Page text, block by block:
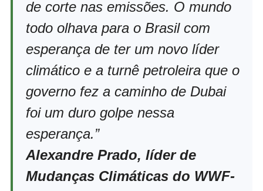
de corte nas emissões. O mundo
todo olhava para o Brasil com
esperança de ter um novo líder
climático e a turnê petroleira que o
governo fez a caminho de Dubai
foi um duro golpe nessa
esperança.”
Alexandre Prado, líder de
Mudanças Climáticas do WWF-